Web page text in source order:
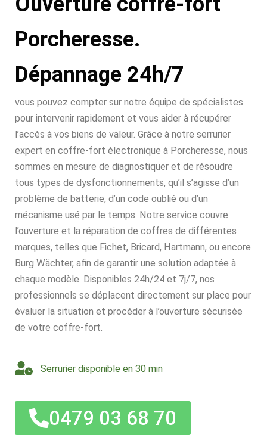
Porcheresse.
Dépannage 24h/7
vous pouvez compter sur notre équipe de spécialistes
pour intervenir rapidement et vous aider à récupérer
l’accès à vos biens de valeur. Grâce à notre serrurier
expert en coffre-fort électronique à Porcheresse, nous
sommes en mesure de diagnostiquer et de résoudre
tous types de dysfonctionnements, qu’il s’agisse d’un
problème de batterie, d’un code oublié ou d’un
mécanisme usé par le temps. Notre service couvre
l’ouverture et la réparation de coffres de différentes
marques, telles que Fichet, Bricard, Hartmann, ou encore
Burg Wächter, afin de garantir une solution adaptée à
chaque modèle. Disponibles 24h/24 et 7j/7, nos
professionnels se déplacent directement sur place pour
évaluer la situation et procéder à l’ouverture sécurisée
de votre coffre-fort.
Serrurier disponible en 30 min
0479 03 68 70